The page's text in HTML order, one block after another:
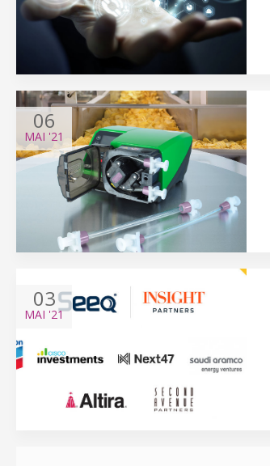
06
MAI '21
03
MAI '21